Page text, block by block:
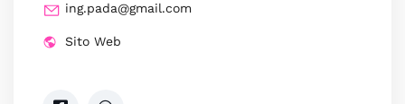
ing.pada@gmail.com
Sito Web